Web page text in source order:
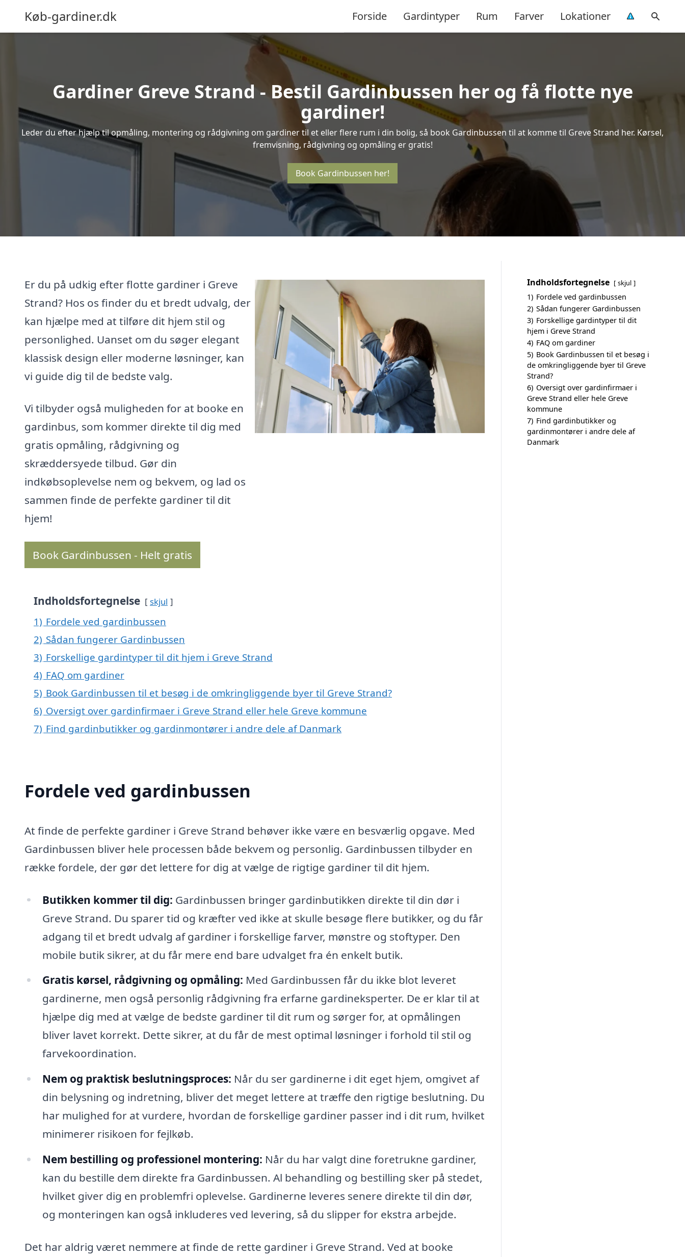
Køb-gardiner.dk Forside Gardintyper Rum Farver Lokationer
Gardiner Greve Strand - Bestil Gardinbussen her og få flotte nye
gardiner!
Leder du efter hjælp til opmåling, montering og rådgivning om gardiner til et eller flere rum i din bolig, så book Gardinbussen til at komme til Greve Strand her. Kørsel,
fremvisning, rådgivning og opmåling er gratis!
Book Gardinbussen her!
Er du på udkig efter flotte gardiner i Greve
Strand? Hos os finder du et bredt udvalg, der
kan hjælpe med at tilføre dit hjem stil og
personlighed. Uanset om du søger elegant
klassisk design eller moderne løsninger, kan
vi guide dig til de bedste valg.
Vi tilbyder også muligheden for at booke en
gardinbus, som kommer direkte til dig med
gratis opmåling, rådgivning og
skræddersyede tilbud. Gør din
indkøbsoplevelse nem og bekvem, og lad os
sammen finde de perfekte gardiner til dit
hjem!
Book Gardinbussen - Helt gratis
Indholdsfortegnelse skjul
1) Fordele ved gardinbussen
2) Sådan fungerer Gardinbussen
3) Forskellige gardintyper til dit hjem i Greve Strand
4) FAQ om gardiner
5) Book Gardinbussen til et besøg i de omkringliggende byer til Greve Strand?
6) Oversigt over gardinfirmaer i Greve Strand eller hele Greve kommune
7) Find gardinbutikker og gardinmontører i andre dele af Danmark
Fordele ved gardinbussen
At finde de perfekte gardiner i Greve Strand behøver ikke være en besværlig opgave. Med
Gardinbussen bliver hele processen både bekvem og personlig. Gardinbussen tilbyder en
række fordele, der gør det lettere for dig at vælge de rigtige gardiner til dit hjem.
Butikken kommer til dig: Gardinbussen bringer gardinbutikken direkte til din dør i
Greve Strand. Du sparer tid og kræfter ved ikke at skulle besøge flere butikker, og du får
adgang til et bredt udvalg af gardiner i forskellige farver, mønstre og stoftyper. Den
mobile butik sikrer, at du får mere end bare udvalget fra én enkelt butik.
Gratis kørsel, rådgivning og opmåling: Med Gardinbussen får du ikke blot leveret
gardinerne, men også personlig rådgivning fra erfarne gardineksperter. De er klar til at
hjælpe dig med at vælge de bedste gardiner til dit rum og sørger for, at opmålingen
bliver lavet korrekt. Dette sikrer, at du får de mest optimal løsninger i forhold til stil og
farvekoordination.
Nem og praktisk beslutningsproces: Når du ser gardinerne i dit eget hjem, omgivet af
din belysning og indretning, bliver det meget lettere at træffe den rigtige beslutning. Du
har mulighed for at vurdere, hvordan de forskellige gardiner passer ind i dit rum, hvilket
minimerer risikoen for fejlkøb.
Nem bestilling og professionel montering: Når du har valgt dine foretrukne gardiner,
kan du bestille dem direkte fra Gardinbussen. Al behandling og bestilling sker på stedet,
hvilket giver dig en problemfri oplevelse. Gardinerne leveres senere direkte til din dør,
og monteringen kan også inkluderes ved levering, så du slipper for ekstra arbejde.
Det har aldrig været nemmere at finde de rette gardiner i Greve Strand. Ved at booke
Indholdsfortegnelse skjul
1) Fordele ved gardinbussen
2) Sådan fungerer Gardinbussen
3) Forskellige gardintyper til dit
hjem i Greve Strand
4) FAQ om gardiner
5) Book Gardinbussen til et besøg i
de omkringliggende byer til Greve
Strand?
6) Oversigt over gardinfirmaer i
Greve Strand eller hele Greve
kommune
7) Find gardinbutikker og
gardinmontører i andre dele af
Danmark